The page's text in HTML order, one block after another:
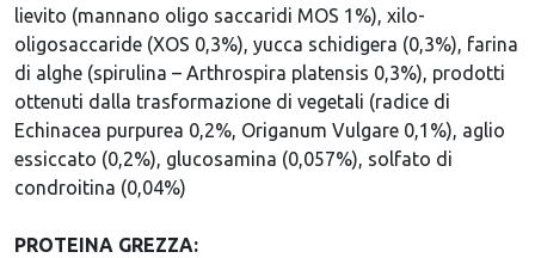
lievito (mannano oligo saccaridi MOS 1%), xilo-
oligosaccaride (XOS 0,3%), yucca schidigera (0,3%), farina
di alghe (spirulina – Arthrospira platensis 0,3%), prodotti
ottenuti dalla trasformazione di vegetali (radice di
Echinacea purpurea 0,2%, Origanum Vulgare 0,1%), aglio
essiccato (0,2%), glucosamina (0,057%), solfato di
condroitina (0,04%)
PROTEINA GREZZA: